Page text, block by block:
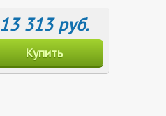
13 313 руб.
Купить